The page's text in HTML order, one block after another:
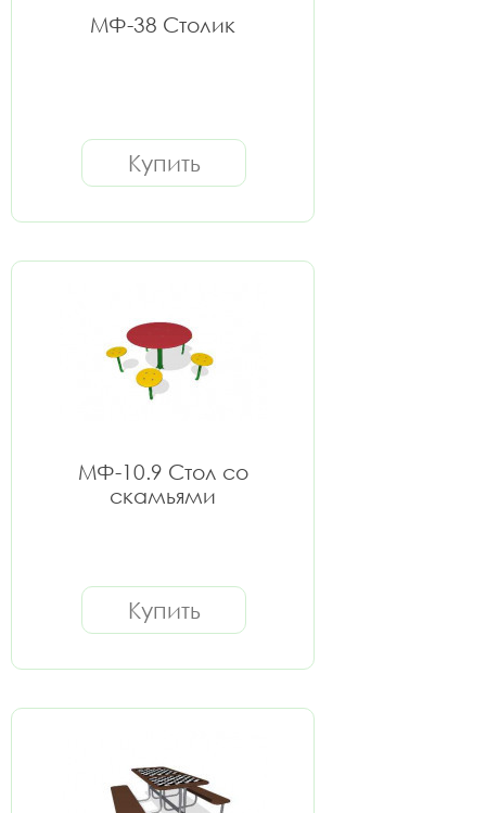
МФ-38 Столик
Купить
МФ-10.9 Стол со
скамьями
Купить